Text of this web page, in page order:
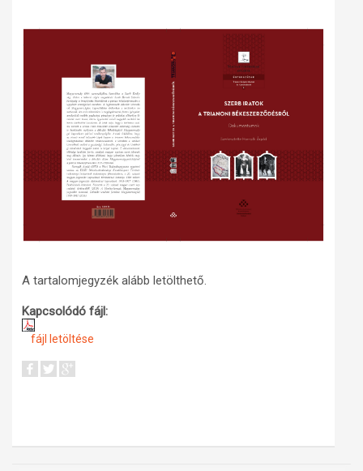
A tartalomjegyzék alább letölthető.
Kapcsolódó fájl:
fájl letöltése